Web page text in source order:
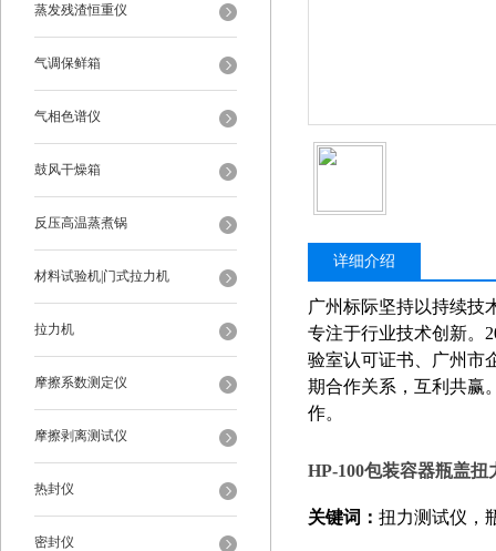
蒸发残渣恒重仪
气调保鲜箱
气相色谱仪
鼓风干燥箱
反压高温蒸煮锅
材料试验机|门式拉力机
拉力机
摩擦系数测定仪
摩擦剥离测试仪
热封仪
密封仪
详细介绍
广州标际坚持以持续技
专注于行业技术创新。
验室认可证书、广州市
期合作关系，互利共赢
作。
HP-100包装容器瓶盖扭
关键词： 扭力测试仪，